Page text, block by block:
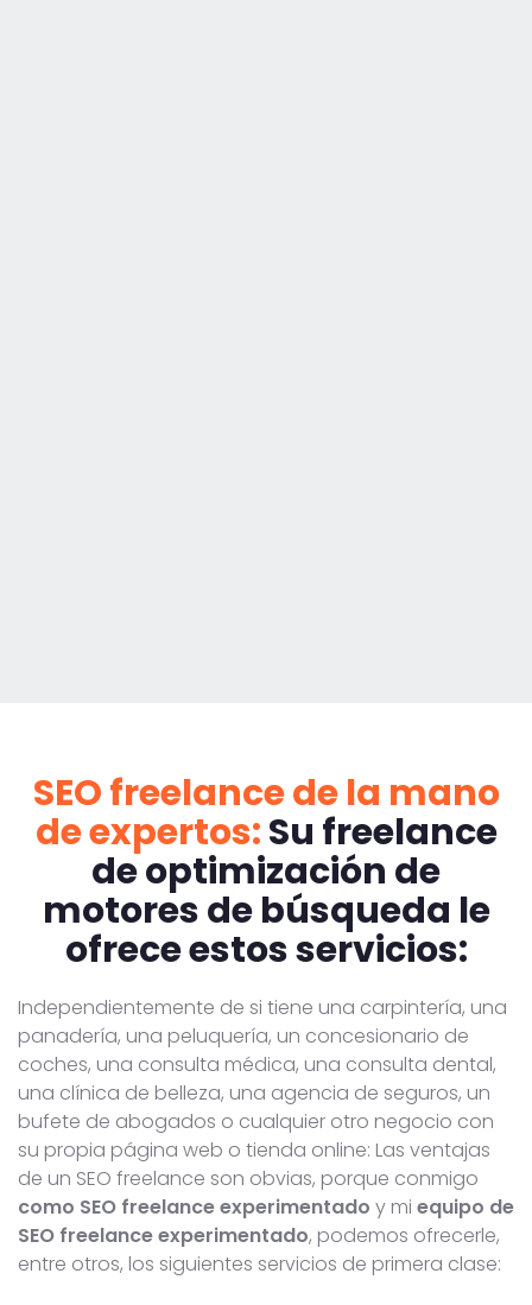
SEO freelance de la mano
de expertos:Su freelance
de optimización de
motores de búsqueda le
ofrece estos servicios:
Independientemente de si tiene una carpintería, una
panadería, una peluquería, un concesionario de
coches, una consulta médica, una consulta dental,
una clínica de belleza, una agencia de seguros, un
bufete de abogados o cualquier otro negocio con
su propia página web o tienda online: Las ventajas
de un SEO freelance son obvias, porque conmigo
como SEO freelanceexperimentado y mi equipo de
SEO freelance experimentado, podemos ofrecerle,
entre otros, los siguientes servicios de primera clase: